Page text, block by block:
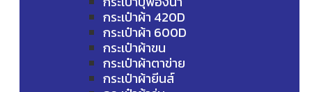
กระเป๋าผ้า 420D
กระเป๋าผ้า 600D
กระเป๋าผ้าขน
กระเป๋าผ้าตาข่าย
กระเป๋าผ้ายีนส์